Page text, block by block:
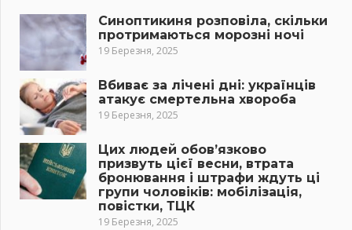
Синоптикиня розповіла, скільки
протримаються морозні ночі
19 Березня, 2025
Вбиває за лічені дні: українців
атакує смертельна хвороба
19 Березня, 2025
Цих людей обов’язково
призвуть цієї весни, втрата
бронювання і штрафи ждуть ці
групи чоловіків: мобілізація,
повістки, ТЦК
19 Березня, 2025